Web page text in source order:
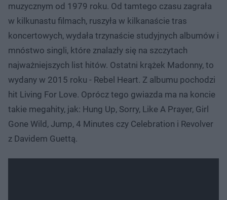
muzycznym od 1979 roku. Od tamtego czasu zagrała
w kilkunastu filmach, ruszyła w kilkanaście tras
koncertowych, wydała trzynaście studyjnych albumów i
mnóstwo singli, które znalazły się na szczytach
najważniejszych list hitów. Ostatni krążek Madonny, to
wydany w 2015 roku - Rebel Heart. Z albumu pochodzi
hit Living For Love. Oprócz tego gwiazda ma na koncie
takie megahity, jak: Hung Up, Sorry, Like A Prayer, Girl
Gone Wild, Jump, 4 Minutes czy Celebration i Revolver
z Davidem Guettą.